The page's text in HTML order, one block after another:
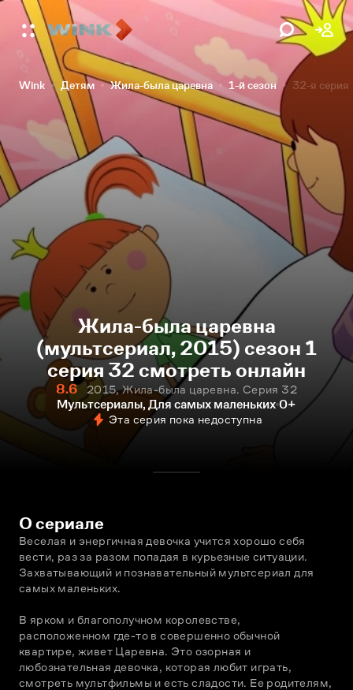
Wink Детям Жила-была царевна 1-й сезон 32-я серия
Жила-была царевна
(мультсериал, 2015) сезон 1
серия 32 смотреть онлайн
8.6
2015, Жила-была царевна. Серия 32
Мультсериалы, Для самых маленьких 0+
Эта серия пока недоступна
О сериале
Веселая и энергичная девочка учится хорошо себя
вести, раз за разом попадая в курьезные ситуации.
Захватывающий и познавательный мультсериал для
самых маленьких.
В ярком и благополучном королевстве,
расположенном где-то в совершенно обычной
квартире, живет Царевна. Это озорная и
любознательная девочка, которая любит играть,
смотреть мультфильмы и есть сладости. Ее родителям,